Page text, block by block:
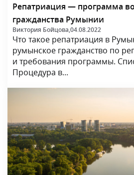
Репатриация — программа
гражданства Румынии
Виктория Бойцова,04.08.2022
Что такое репатриация в
румынское гражданство по
и требования программы.
Процедура в...